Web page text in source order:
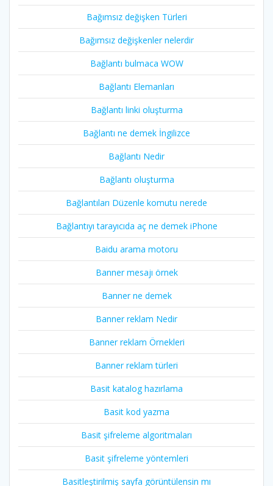
Bağımsız değişken Türleri
Bağımsız değişkenler nelerdir
Bağlantı bulmaca WOW
Bağlantı Elemanları
Bağlantı linki oluşturma
Bağlantı ne demek İngilizce
Bağlantı Nedir
Bağlantı oluşturma
Bağlantıları Düzenle komutu nerede
Bağlantıyı tarayıcıda aç ne demek iPhone
Baidu arama motoru
Banner mesajı örnek
Banner ne demek
Banner reklam Nedir
Banner reklam Örnekleri
Banner reklam türleri
Basit katalog hazırlama
Basit kod yazma
Basit şifreleme algoritmaları
Basit şifreleme yöntemleri
Basitleştirilmiş sayfa görüntülensin mı